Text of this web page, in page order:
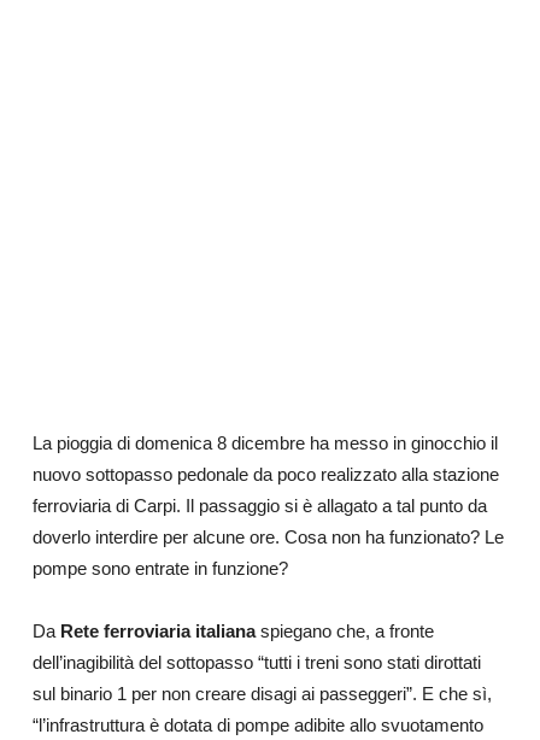
La pioggia di domenica 8 dicembre ha messo in ginocchio il
nuovo sottopasso pedonale da poco realizzato alla stazione
ferroviaria di Carpi. Il passaggio si è allagato a tal punto da
doverlo interdire per alcune ore. Cosa non ha funzionato? Le
pompe sono entrate in funzione?
Da Rete ferroviaria italianaspiegano che, a fronte
dell’inagibilità del sottopasso “tutti i treni sono stati dirottati
sul binario 1 per non creare disagi ai passeggeri”. E che sì,
“l’infrastruttura è dotata di pompe adibite allo svuotamento